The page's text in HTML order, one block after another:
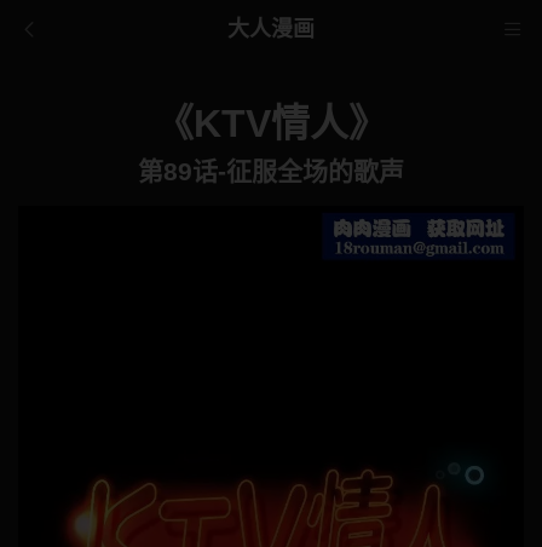
大人漫画
《KTV情人》
第89话-征服全场的歌声